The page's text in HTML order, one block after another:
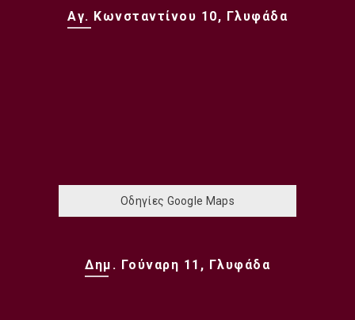
Αγ. Κωνσταντίνου 10, Γλυφάδα
Οδηγίες Google Maps
Δημ. Γούναρη 11, Γλυφάδα